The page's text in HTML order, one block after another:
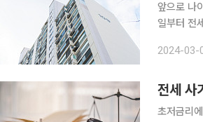
앞으로 나이
일부터 전세
먼저 임차
2024-03-
전세 사
초저금리